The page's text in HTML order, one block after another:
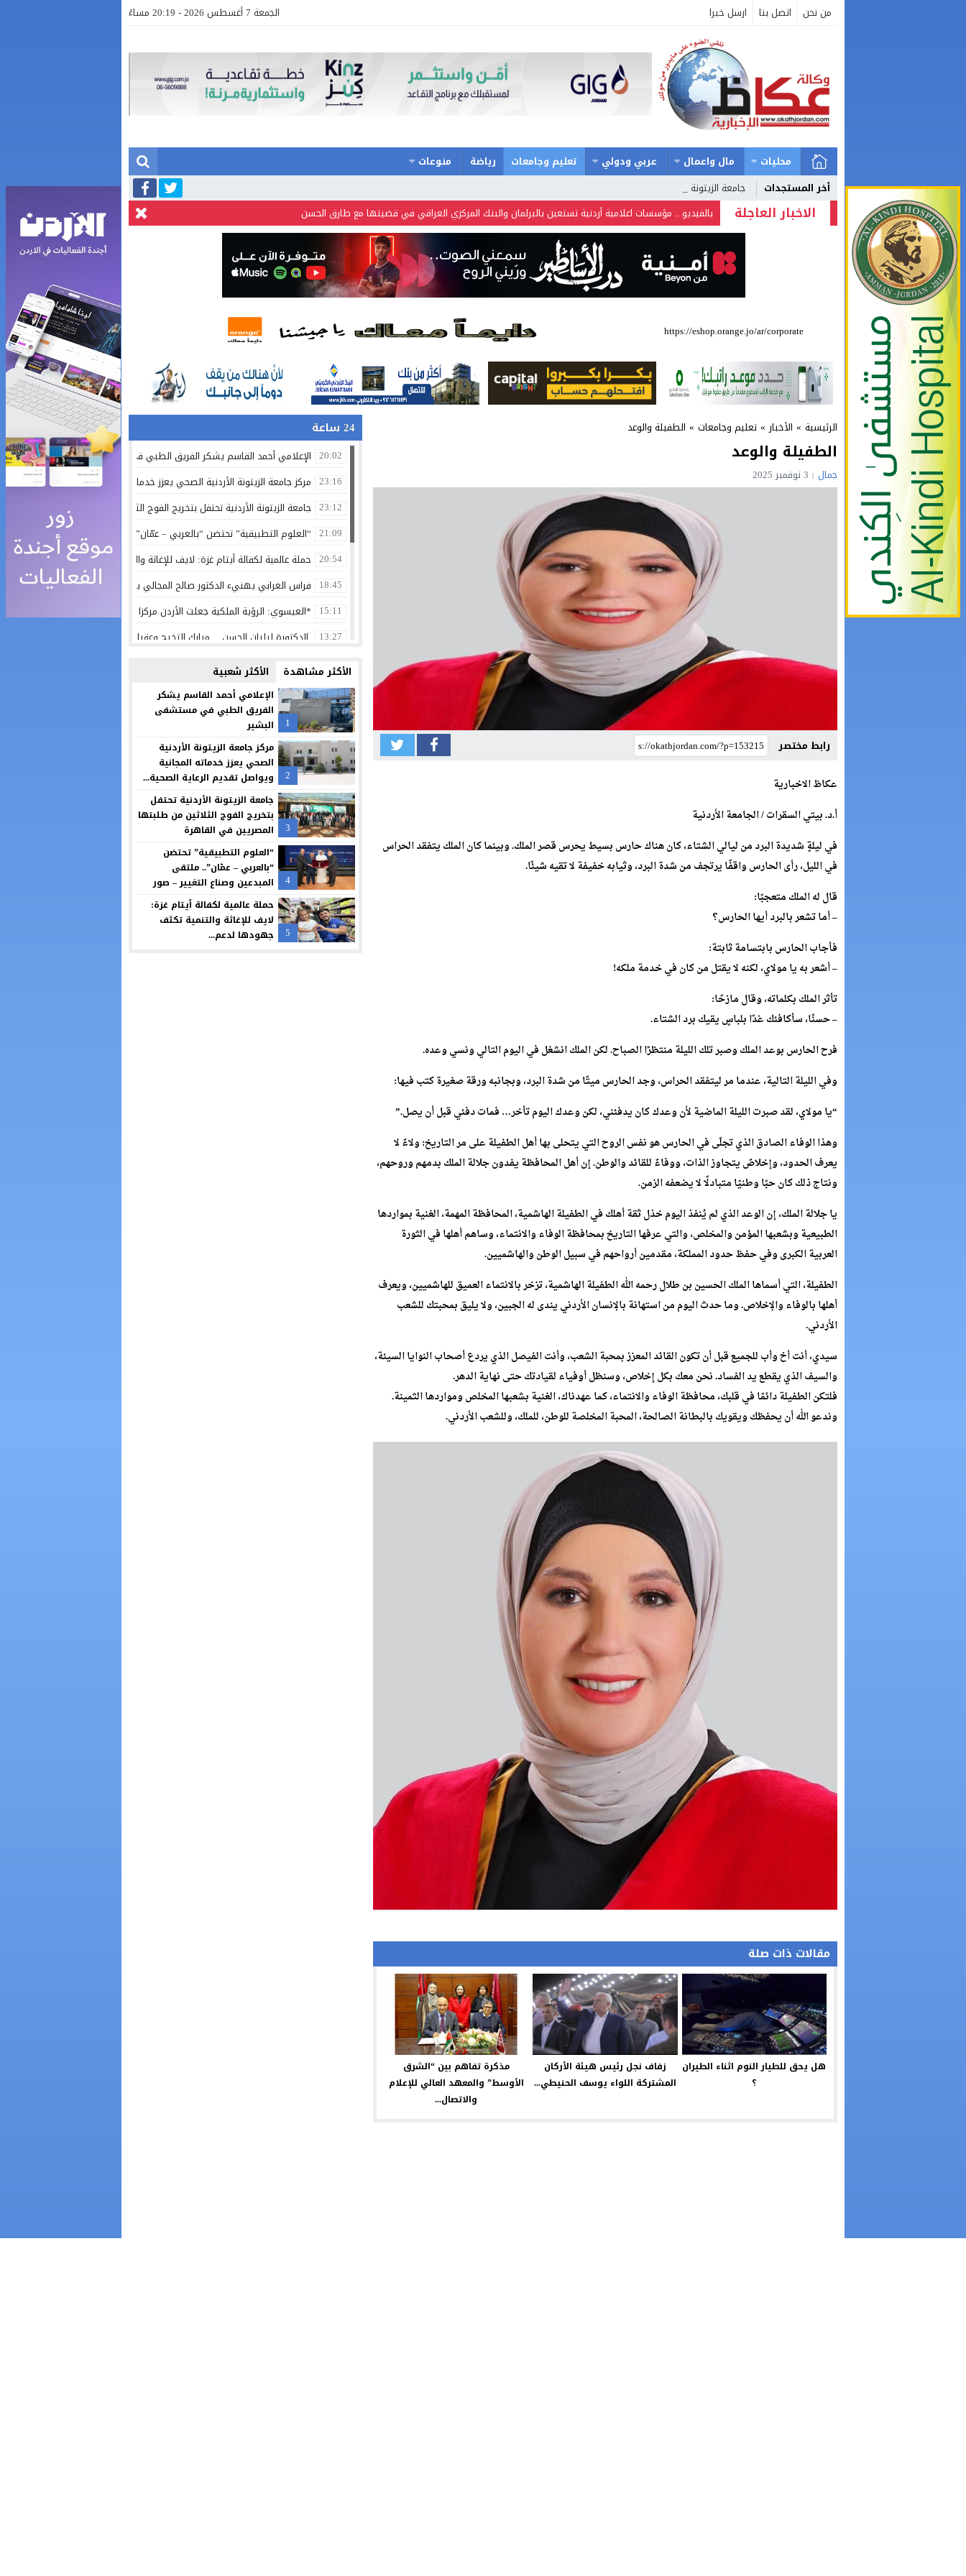
من نحن اتصل بنا ارسل خبرا الجمعة 7 أغسطس 2026 - 20:19 مساءً
محليات مال واعمال عربي ودولي تعليم وجامعات رياضة
منوعات
أخر المستجدات
جامعة الزيتونة الأردنية _
الاخبار العاجلة
بالفيديو .. مؤسسات اعلامية أردنية تستعين بالبرلمان والبنك المركزي العراقي في قضيتها مع طارق الحسن
بالفيديو .. إرادة القائد ثم التعليم ثم الصناعة والزراعة قذفت ببنجلاديش خلال عشرين عاما من دخل الفرد ٤٠٠$ سنويا الى ٦٠٠٠ $ ، فهل نستطيع
؟؟؟؟؟
شركة تسابيح للسياحة والسفر تسير اول رحلة لحجاج بيت الله الحرام عبر مطار الملكة علياء الدولي – صور
وزيرة الثقافة تفتتح حفل توزيع جوائز الأولمبياد العلمي لـ جمعية المواهب العلمية الثقافية الأردنية
حملة للتبرع بالدم في جامعة الزيتونة الأردنيةhttps://eshop.orange.jo/ar/corporate
الرئيسية » الأخبار » تعليم وجامعات » الطفيلة والوعد
الطفيلة والوعد
جمال 3 نوفمبر 2025
رابط مختصر
عكاظ الاخبارية
أ.د. بيتي السقرات / الجامعة الأردنية
في ليلةٍ شديدة البرد من ليالي الشتاء، كان هناك حارس بسيط يحرس قصر الملك. وبينما كان الملك يتفقد الحراس
في الليل، رأى الحارس واقفًا يرتجف من شدة البرد، وثيابه خفيفة لا تقيه شيئًا.
قال له الملك متعجبًا:
– أما تشعر بالبرد أيها الحارس؟
فأجاب الحارس بابتسامة ثابتة:
– أشعر به يا مولاي، لكنه لا يقتل من كان في خدمة ملكه!
تأثر الملك بكلماته، وقال مازحًا:
– حسنًا، سأكافئك غدًا بلباسٍ يقيك برد الشتاء.
فرح الحارس بوعد الملك وصبر تلك الليلة منتظرًا الصباح. لكن الملك انشغل في اليوم التالي ونسي وعده.
وفي الليلة التالية، عندما مر ليتفقد الحراس، وجد الحارس ميتًا من شدة البرد، وبجانبه ورقة صغيرة كتب فيها:
“يا مولاي، لقد صبرت الليلة الماضية لأن وعدك كان يدفئني، لكن وعدك اليوم تأخر… فمات دفئي قبل أن يصل.”
وهذا الوفاء الصادق الذي تجلّى في الحارس هو نفس الروح التي يتحلى بها أهل الطفيلة على مر التاريخ: ولاءٌ لا
يعرف الحدود، وإخلاصٌ يتجاوز الذات، ووفاءٌ للقائد والوطن. إن أهل المحافظة يفدون جلالة الملك بدمهم وروحهم،
ونتاج ذلك كان حبًا وطنيًا متبادلًا لا يضعفه الزمن.
يا جلالة الملك، إن الوعد الذي لم يُنفذ اليوم خذل ثقة أهلك في الطفيلة الهاشمية، المحافظة المهمة، الغنية بمواردها
الطبيعية وبشعبها المؤمن والمخلص، والتي عرفها التاريخ بمحافظة الوفاء والانتماء، وساهم أهلها في الثورة
العربية الكبرى وفي حفظ حدود المملكة، مقدمين أرواحهم في سبيل الوطن والهاشميين.
الطفيلة، التي أسماها الملك الحسين بن طلال رحمه الله الطفيلة الهاشمية، تزخر بالانتماء العميق للهاشميين، ويعرف
أهلها بالوفاء والإخلاص. وما حدث اليوم من استهانة بالإنسان الأردني يندى له الجبين، ولا يليق بمحبتك للشعب
الأردني.
سيدي، أنت أخ وأب للجميع قبل أن تكون القائد المعزز بمحبة الشعب، وأنت الفيصل الذي يردع أصحاب النوايا السيئة،
والسيف الذي يقطع يد الفساد. نحن معك بكل إخلاص، وسنظل أوفياء لقيادتك حتى نهاية الدهر.
فلتكن الطفيلة دائمًا في قلبك، محافظة الوفاء والانتماء، كما عهدناك، الغنية بشعبها المخلص ومواردها الثمينة.
وندعو الله أن يحفظك ويقويك بالبطانة الصالحة، المحبة المخلصة للوطن، للملك، وللشعب الأردني.
مقالات ذات صلة
هل يحق للطيار النوم اثناء الطيران
؟
زفاف نجل رئيس هيئة الأركان
المشتركة اللواء يوسف الحنيطي...
مذكرة تفاهم بين “الشرق
الأوسط” والمعهد العالي للإعلام
والاتصال...
24 ساعة
20:02 الإعلامي أحمد القاسم يشكر الفريق الطبي في مستشفى البشير
23:16 مركز جامعة الزيتونة الأردنية الصحي يعزز خدماته المجانية ويواصل تقديم
23:12 جامعة الزيتونة الأردنية تحتفل بتخريج الفوج الثلاثين من طلبتها المصريين في
21:09 “العلوم التطبيقية” تحتضن “بالعربي – عمّان”.. ملتقى المبدعين وصناع التغيير
20:54 حملة عالمية لكفالة أيتام غزة: لايف للإغاثة والتنمية تكثف جهودها لدعم
18:45 فراس العرابي يهنيء الدكتور صالح المجالي بالمنصب الجديد
15:11 *العيسوي: الرؤية الملكية جعلت الأردن مركزا واعدا للاستثمار ونموذجا في
13:27 الدكتورة ليليان الحسن… مبارك التخرج وعقبال أعلى المراتب
تصنيفات لبعض المشاركات على وسائل التواصل الاجتماعي
12:30 الثقة واليقين بعد الثبات أولا
12:26 بنك الأردن يطلق حملة القرض الشخصي لعام 2026 مع استرداد نقدي
12:24 شراكة بين “طلبات الأردن” ومؤسسة تضامن لتسهيل التبرعات وتعزيز العمل
12:21 سامسونج تعيد تصميم الشاشة بما يتوافق مع الطريقة التي نشاهد بها المحتوى
12:18 البنك الأردني الكويتي يوقع اتفاقية تعاون مع الشركة الأردنية لضمان
12:13 مجابهة الاحتيال الإلكتروني مسؤولية مشتركة
الأكثر مشاهدة الأكثر شعبية
1
الإعلامي أحمد القاسم يشكر
الفريق الطبي في مستشفى
البشير
2
مركز جامعة الزيتونة الأردنية
الصحي يعزز خدماته المجانية
ويواصل تقديم الرعاية الصحية...
3
جامعة الزيتونة الأردنية تحتفل
بتخريج الفوج الثلاثين من طلبتها
المصريين في القاهرة
4
“العلوم التطبيقية” تحتضن
“بالعربي – عمّان”.. ملتقى
المبدعين وصناع التغيير – صور
5
حملة عالمية لكفالة أيتام غزة:
لايف للإغاثة والتنمية تكثف
جهودها لدعم...